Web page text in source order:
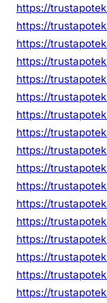
https://
https://
https://
https://
https://
https://
https://
https://
https://
https://
https://
https://
https://
https://
https://
https://
https://